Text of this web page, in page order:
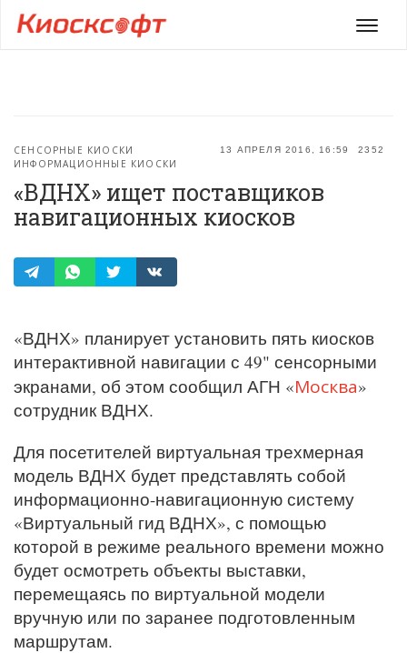
Меню
13 АПРЕЛЯ 2016, 16:59 2352
СЕНСОРНЫЕ КИОСКИ
ИНФОРМАЦИОННЫЕ КИОСКИ
«ВДНХ» ищет поставщиков
навигационных киосков
«ВДНХ» планирует установить пять киосков
интерактивной навигации с 49" сенсорными
экранами, об этом сообщил АГН «Москва»
сотрудник ВДНХ.
Для посетителей виртуальная трехмерная
модель ВДНХ будет представлять собой
информационно-навигационную систему
«Виртуальный гид ВДНХ», с помощью
которой в режиме реального времени можно
будет осмотреть объекты выставки,
перемещаясь по виртуальной модели
вручную или по заранее подготовленным
маршрутам.